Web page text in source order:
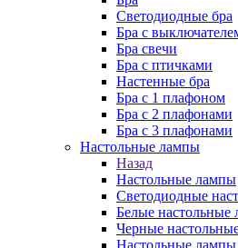
Светодиодные бра
Бра с
Бра свечи
Бра с птичками
Настенные бра
Бра с 1 плафоном
Бра с 2 плафонами
Бра с 3 плафонами
Настольные лампы
Назад
Настольные лампы
Светодиодные
Белые настольные
Черные
Настольные лампы